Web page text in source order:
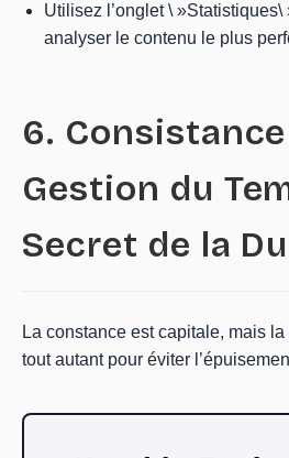
Utilisez l’onglet \
analyser le contenu le plus
6.
Gestion du
Secret de la
La constance est capitale, mais
tout autant pour éviter